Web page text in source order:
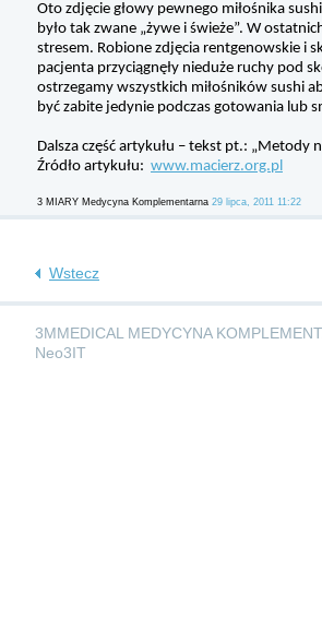
Oto zdjęcie głowy pewnego miłośnika
było tak zwane „żywe i świeże”. W
stresem. Robione zdjęcia rentgenowskie i
pacjenta przyciągnęły nieduże ruchy pod
ostrzegamy wszystkich miłośników sushi
być zabite jedynie podczas gotowania lub
Dalsza część artykułu – tekst pt.: „Metody
Źródło artykułu: www.macierz.org.pl
3 MIARY Medycyna Komplementarna 29 lipca, 2011 11:22
Wstecz
3MMEDICAL MEDYCYNA
Neo3IT